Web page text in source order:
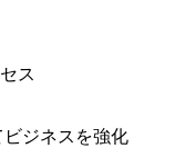
ス
ビジネスを強化